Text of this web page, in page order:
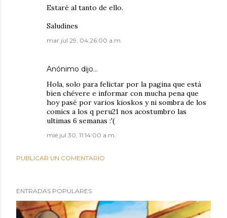
Estaré al tanto de ello.
Saludines
mar jul 29, 04:26:00 a.m.
Anónimo dijo…
Hola, solo para felictar por la pagina que está
bien chévere e informar con mucha pena que
hoy pasé por varios kioskos y ni sombra de los
comics a los q peru21 nos acostumbro las
ultimas 6 semanas :'(
mié jul 30, 11:14:00 a.m.
PUBLICAR UN COMENTARIO
ENTRADAS POPULARES